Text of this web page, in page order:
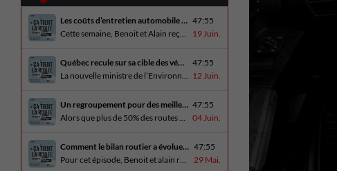
Les coûts d’entretien automobile en hausse 47:55
19 Juin.
Québec recule sur sa cible des véhicules électriques
47:55
12 Juin.
Un regroupement pour des meilleures routes au Québec 47:55
04 Juin.
Comment le bilan routier a évoluer depuis 1973 47:55
29 Mai.